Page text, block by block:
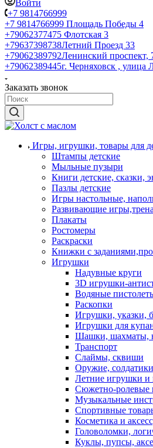
Войти
+7 9814766999
+7 9814766999 Площадь Победы 4
+79062377475 Флотская 3
+79637398738Летний Проезд 33
+79062389792Ленинский проспект,
+79062389445г. Черняховск , улица
Заказать звонок
Игры, игрушки, товары для
Штампы детские
Мыльные пузыри
Книги детские, сказки,
Пазлы детские
Игры настольные,
Развивающие
Плакаты
Ростомеры
Раскраски
Книжки с
Игрушки
Надувные круги
3D игрушки-
Водяные
Раскопки
Игрушки, указки,
Игрушки для
Шашки, шахматы,
Транспорт
Слаймы, сквиши
Оружие,
Летние игрушки
Сюжетно-ролевые
Музыкальные
Спортивные
Косметика и
Головоломки,
Куклы, пупсы,